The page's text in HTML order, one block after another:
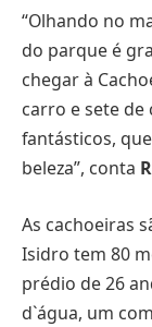
“Olhando no
do parque é
chegar à
carro e sete de
fantásticos,
beleza”, conta
As cachoeiras
Isidro tem 80
prédio de 26
d`água, um